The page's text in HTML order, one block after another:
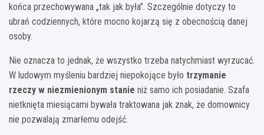
końca przechowywana „tak jak była”. Szczególnie dotyczy to
ubrań codziennych, które mocno kojarzą się z obecnością danej
osoby.
Nie oznacza to jednak, że wszystko trzeba natychmiast wyrzucać.
W ludowym myśleniu bardziej niepokojące było trzymanie
rzeczy w niezmienionym stanie niż samo ich posiadanie. Szafa
nietknięta miesiącami bywała traktowana jak znak, że domownicy
nie pozwalają zmarłemu odejść.